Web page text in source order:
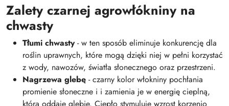
Zalety czarnej agrowłókniny na
chwasty
Tłumi chwasty- w ten sposób eliminuje konkurencję dla
roślin uprawnych, które mogą dzięki niej w pełni korzystać
z wody, nawozów, światła słonecznego oraz przestrzeni.
Nagrzewa glebę - czarny kolor włokniny pochłania
promienie słoneczne i i zamienia je w energię cieplną,